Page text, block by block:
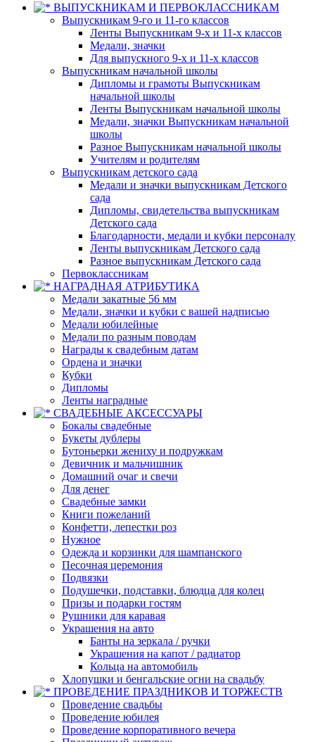
ВЫПУСКНИКАМ И ПЕРВОКЛАССНИКАМ
Выпускникам 9-го и 11-го классов
Ленты Выпускникам 9-х и 11-х классов
Медали, значки
Для выпускного 9-х и 11-х классов
Выпускникам начальной школы
Дипломы и грамоты Выпускникам
начальной школы
Ленты Выпускникам начальной школы
Медали, значки Выпускникам начальной
школы
Разное Выпускникам начальной школы
Учителям и родителям
Выпускникам детского сада
Медали и значки выпускникам Детского
сада
Дипломы, свидетельства выпускникам
Детского сада
Благодарности, медали и кубки персоналу
Ленты выпускникам Детского сада
Разное выпускникам Детского сада
Первоклассникам
НАГРАДНАЯ АТРИБУТИКА
Медали закатные 56 мм
Медали, значки и кубки с вашей надписью
Медали юбилейные
Медали по разным поводам
Награды к свадебным датам
Ордена и значки
Кубки
Дипломы
Ленты наградные
СВАДЕБНЫЕ АКСЕССУАРЫ
Бокалы свадебные
Букеты дублеры
Бутоньерки жениху и подружкам
Девичник и мальчишник
Домашний очаг и свечи
Для денег
Свадебные замки
Книги пожеланий
Конфетти, лепестки роз
Нужное
Одежда и корзинки для шампанского
Песочная церемония
Подвязки
Подушечки, подставки, блюдца для колец
Призы и подарки гостям
Рушники для каравая
Украшения на авто
Банты на зеркала / ручки
Украшения на капот / радиатор
Кольца на автомобиль
Хлопушки и бенгальские огни на свадьбу
ПРОВЕДЕНИЕ ПРАЗДНИКОВ И ТОРЖЕСТВ
Проведение свадьбы
Проведение юбилея
Проведение корпоративного вечера